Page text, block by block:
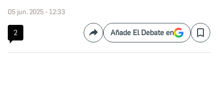
05 jun. 2025 - 12:33
2 CompartirAñade El Debate en Save